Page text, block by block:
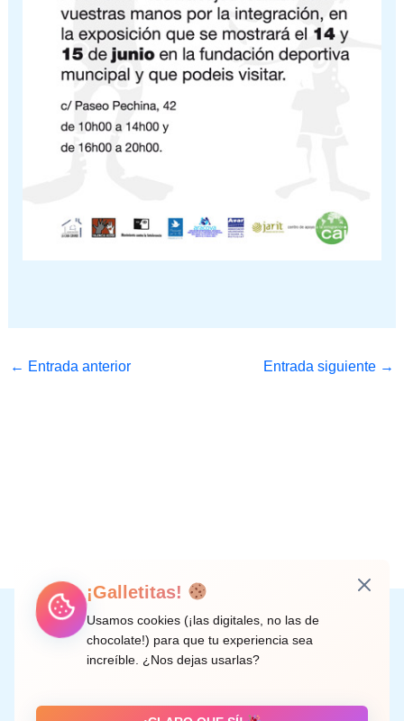
← Entrada anterior Entrada siguiente →
Instagram
Facebook
X LinkedIn
Correo electrónico
C/ Doctor Rodríguez de la Fuente, 8 València
¡Galletitas!
Usamos cookies (¡las digitales, no las de
chocolate!) para que tu experiencia sea
increíble. ¿Nos dejas usarlas?